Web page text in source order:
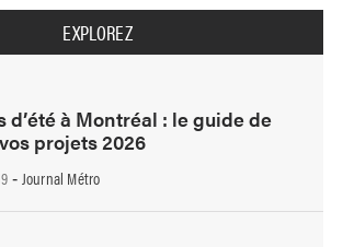
EXPLOREZ
d’été à Montréal : le guide de
projets 2026
- Journal Métro